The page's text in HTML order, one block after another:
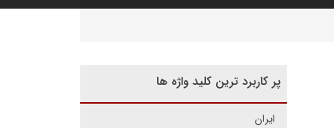
پر کاربرد ترین کلید واژه ها
ایران